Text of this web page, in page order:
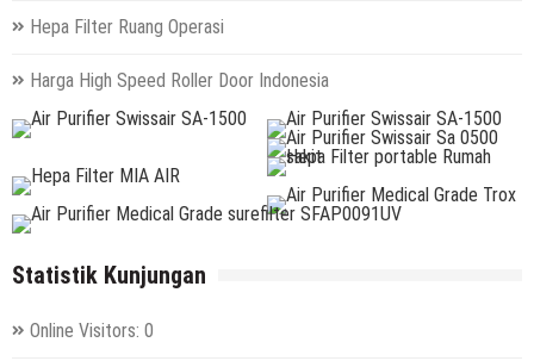
Hepa Filter Ruang Operasi
Harga High Speed Roller Door Indonesia
Statistik Kunjungan
Online Visitors: 0